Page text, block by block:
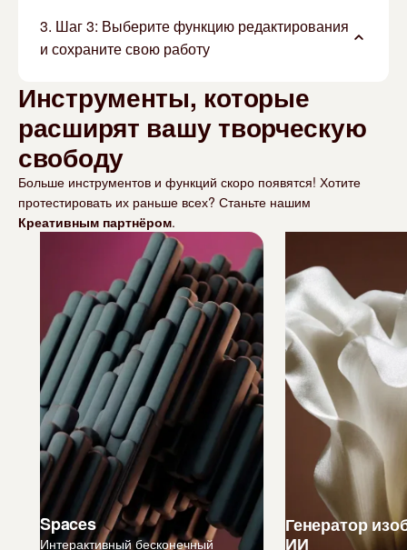
3. Шаг 3: Выберите функцию редактирования
и сохраните свою работу
Инструменты, которые
расширят вашу творческую
свободу
Больше инструментов и функций скоро появятся! Хотите
протестировать их раньше всех? Станьте нашим
Креативным партнёром.
Spaces
Интерактивный бесконечный
Генератор
ИИ